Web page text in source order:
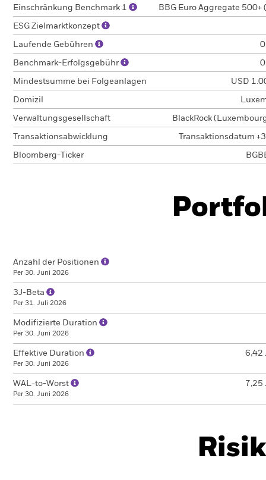
Einschränkung Benchmark 1 BBG Euro Aggregate 500+
ESG Zielmarktkonzept
Laufende Gebühren
Benchmark-Erfolgsgebühr
Mindestsumme bei Folgeanlagen USD
Domizil
Verwaltungsgesellschaft BlackRock
Transaktionsabwicklung Transaktionsdatum
Bloomberg-Ticker
Anzahl der Positionen
Per 30. Juni 2026
3J-Beta
Per 31. Juli 2026
Modifizierte Duration
Per 30. Juni 2026
Effektive Duration
Per 30. Juni 2026
6,42
WAL-to-Worst
Per 30. Juni 2026
7,25